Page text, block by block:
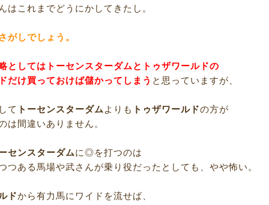
はこれまでどうにかしてきたし。
がしでしょう。
としてはトーセンスターダムとトゥザワールドの
だけ買っておけば儲かってしまう と思っていますが、
て トーセンスターダムよりも トゥザワールドの方が
は間違いありません。
センスターダムに◎を打つのは
つある馬場や武さんが乗り役だったとしても、やや怖い。
ドから有力馬にワイドを流せば、